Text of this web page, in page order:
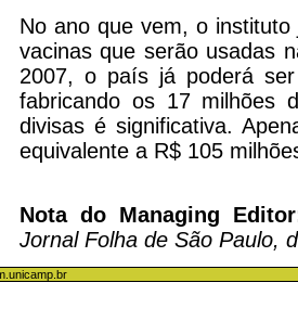
No ano que vem, o
vacinas que serão usadas
2007, o país já poderá
fabricando os 17 milhões
divisas é significativa.
equivalente a R$ 105
Nota do Managing
Jornal Folha de São Paulo,